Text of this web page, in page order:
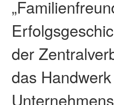
der
das